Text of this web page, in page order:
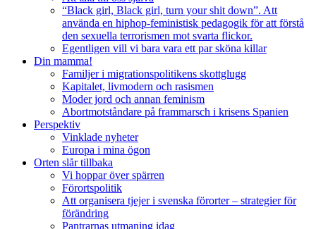
“Black girl, Black girl, turn your shit down”. Att
använda en hiphop-feministisk pedagogik för att förstå
den sexuella terrorismen mot svarta flickor.
Egentligen vill vi bara vara ett par sköna killar
Din mamma!
Familjer i migrationspolitikens skottglugg
Kapitalet, livmodern och rasismen
Moder jord och annan feminism
Abortmotståndare på frammarsch i krisens Spanien
Perspektiv
Vinklade nyheter
Europa i mina ögon
Orten slår tillbaka
Vi hoppar över spärren
Förortspolitik
Att organisera tjejer i svenska förorter – strategier för
förändring
Pantrarnas utmaning idag